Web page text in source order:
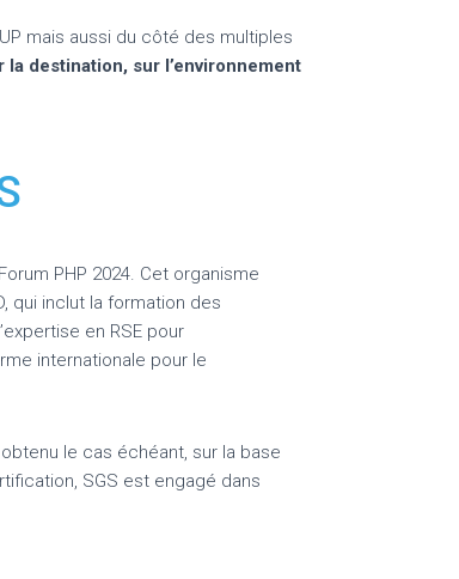
mais aussi du côté des multiples
destination, sur l’environnement
PHP 2024. Cet organisme
qui inclut la formation des
en RSE pour
internationale pour le
le cas échéant, sur la base
SGS est engagé dans